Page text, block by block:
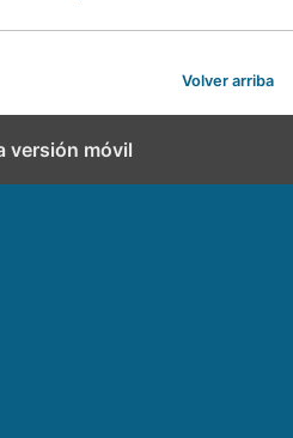
Volver arriba
versión móvil